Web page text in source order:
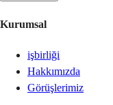
Kurumsal
işbirliği
Hakkımızda
Görüşlerimiz